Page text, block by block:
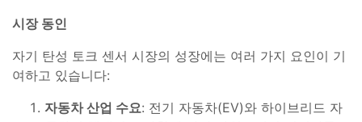
시장 동인
자기 탄성 토크 센서 시장의 성장에는 여러 가지 요인이 기
여하고 있습니다:
자동차 산업 수요: 전기 자동차(EV)와 하이브리드 자